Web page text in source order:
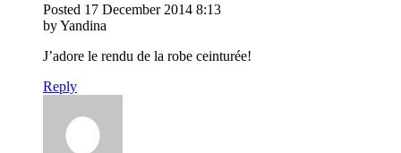
Posted 17 December 2014 8:13
by Yandina
J’adore le rendu de la robe ceinturée!
Reply